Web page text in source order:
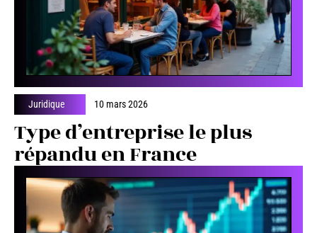
Juridique 10 mars 2026
Type d’entreprise le plus
répandu en France